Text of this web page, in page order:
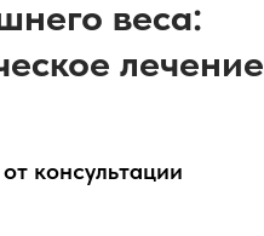
веса:
лечение
консультации